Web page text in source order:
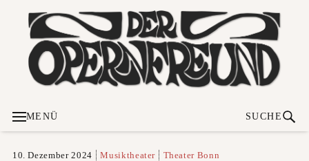
MENÜ SUCHE
10. Dezember 2024 Musiktheater Theater Bonn